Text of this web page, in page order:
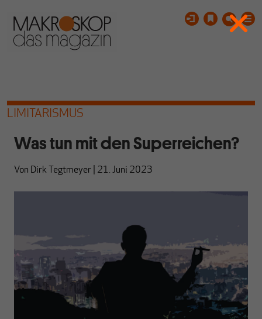
LIMITARISMUS
Was tun mit den Superreichen?
Von Dirk Tegtmeyer 21. Juni 2023